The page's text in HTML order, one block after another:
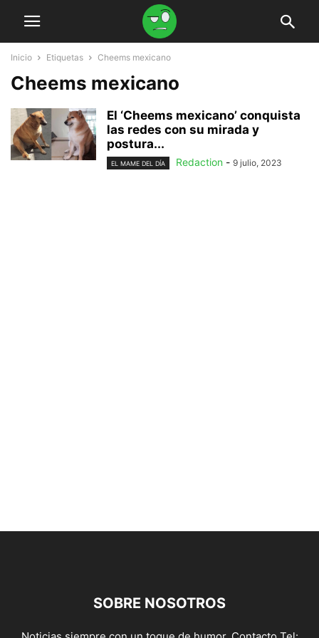
Inicio Etiquetas Cheems mexicano
Cheems mexicano
El ‘Cheems mexicano’ conquista
las redes con su mirada y
postura...
EL MAME DEL DÍA Redaction - 9 julio, 2023
SOBRE NOSOTROS